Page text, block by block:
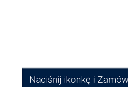
Naciśnij ikonkę i